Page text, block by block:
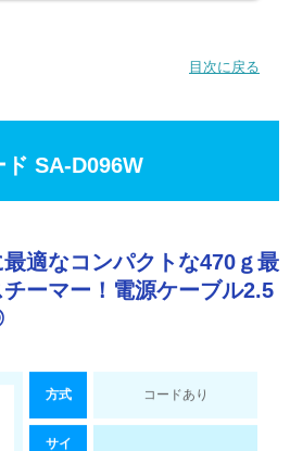
目次に戻る
SA-D096W
適なコンパクトな470ｇ最
ーマー！電源ケーブル2.5
方式 コードあり
サイ